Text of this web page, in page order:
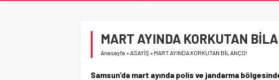
SAMSUNSPOR’DA HEDEF 5’İNCİLİK!
İŞTE FINDIK FİYATI!
YÖNETİCİ SEÇERKEN YAPILAN EN
MART AYINDA KORKUTAN
Anasayfa »ASAYİŞ » MART AYINDA KORKUTAN BİLANÇO!
Samsun’da mart ayında polis ve jandarma